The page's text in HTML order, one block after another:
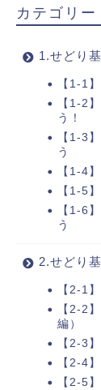
カテゴリー
1.せどり
【1-1
【1-2
う！
【1-3
う
【1-4
【1-5
【1-6
う
2.せどり
【2-1
【2-2
編）
【2-3
【2-4
【2-5